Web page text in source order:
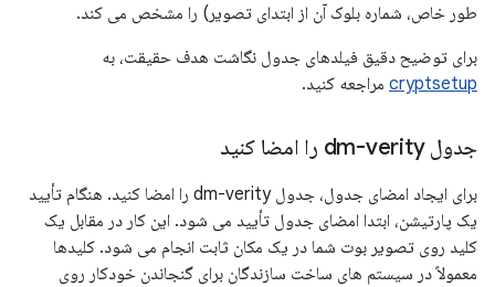
طور خاص، شماره بلوک آن از ابتدای تصویر) را مشخص می کند.
برای توضیح دقیق فیلدهای جدول نگاشت هدف حقیقت، به
cryptsetup مراجعه کنید.
جدول dm-verity را امضا کنید
برای ایجاد امضای جدول، جدول dm-verity را امضا کنید. هنگام تأیید
یک پارتیشن، ابتدا امضای جدول تأیید می شود. این کار در مقابل یک
کلید روی تصویر بوت شما در یک مکان ثابت انجام می شود. کلیدها
معمولاً در سیستم های ساخت سازندگان برای گنجاندن خودکار روی